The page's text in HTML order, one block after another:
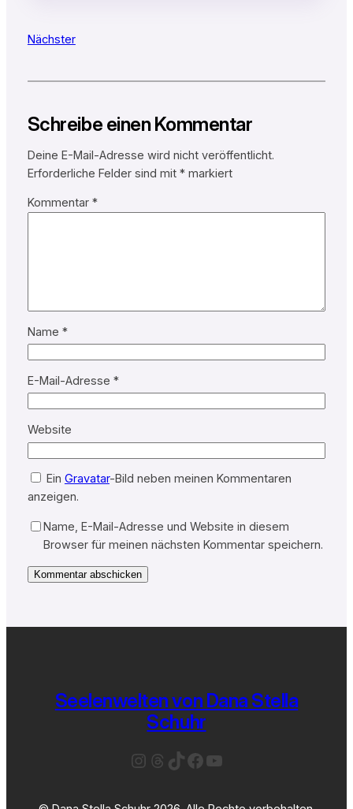
Nächster
Schreibe einen Kommentar
Deine E-Mail-Adresse wird nicht veröffentlicht.
Erforderliche Felder sind mit *markiert
Kommentar *
Name *
E-Mail-Adresse *
Website
Ein Gravatar-Bild neben meinen Kommentaren
anzeigen.
Name, E-Mail-Adresse und Website in diesem
Browser für meinen nächsten Kommentar speichern.
Seelenwelten von Dana Stella
Schuhr
Instagram
Threads
TikTok
Facebook
YouTube